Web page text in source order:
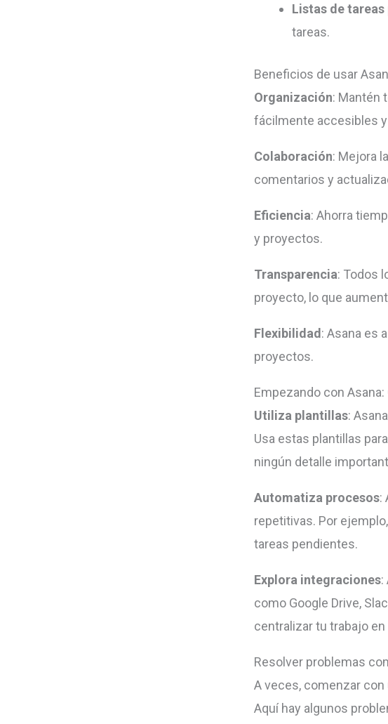
Listas de
tareas.
Beneficios de usar
Organización: Mantén
fácilmente accesibles
Colaboración: Mejora
comentarios y
Eficiencia: Ahorra
y proyectos.
Transparencia: Todos
proyecto, lo que
Flexibilidad : Asana es
proyectos.
Empezando con
Utiliza plantillas:
Usa estas plantillas
ningún detalle
Automatiza procesos:
repetitivas. Por
tareas pendientes.
Explora integraciones:
como Google Drive,
centralizar tu trabajo
Resolver problemas
A veces, comenzar
Aquí hay algunos